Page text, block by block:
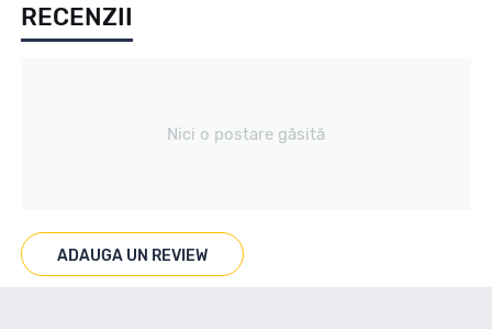
All season / Off Road
Marcat M+S
RECENZII
Nici o postare găsită
ADAUGA UN REVIEW